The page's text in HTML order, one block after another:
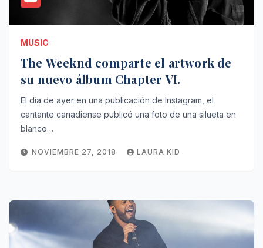
MUSIC
The Weeknd comparte el artwork de
su nuevo álbum Chapter VI.
El día de ayer en una publicación de Instagram, el
cantante canadiense publicó una foto de una silueta en
blanco…
NOVIEMBRE 27, 2018 LAURA KID